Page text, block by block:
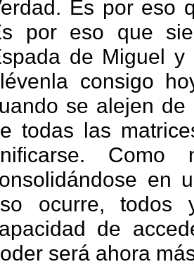
Es por eso
por eso que
de Miguel
consigo
se alejen
todas las
en
ocurre,
de
será ahora